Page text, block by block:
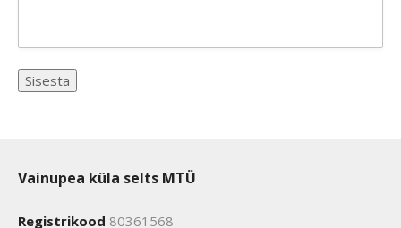
Vainupea küla selts MTÜ
Registrikood 80361568